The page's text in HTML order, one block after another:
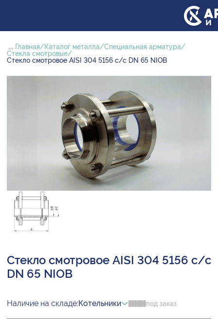
... Главная Каталог металла
Специальная арматура
Стекла смотровые
Стекло смотровое AISI 304 5156 с/с DN 65 NIOB
Стекло смотровое AISI 304 5156 с/с
DN 65 NIOB
Наличие на складе:Котельники под заказ